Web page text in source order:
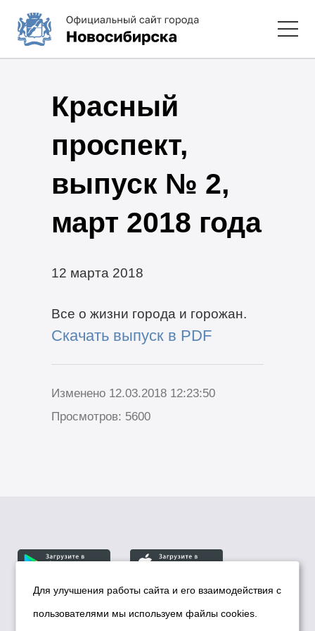
Красный
проспект,
выпуск № 2,
март 2018 года
12 марта 2018
Все о жизни города и горожан.
Скачать выпуск в PDF
Изменено 12.03.2018 12:23:50
Просмотров: 5600
© Департамент информационной политики мэрии
Для улучшения работы сайта и его взаимодействия с
пользователями мы используем файлы cookies.